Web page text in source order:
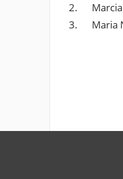
2. Marcia
3. Maria